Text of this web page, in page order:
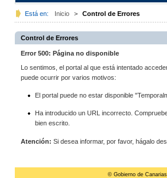
Está en: Inicio > Control de Errores
Control de Errores
Error 500: Página no disponible
Lo sentimos, el portal al que está intentado
puede ocurrir por varios motivos:
El portal puede no estar disponible
Ha introducido un URL incorrecto.
bien escrito.
Atención: Si desea informar, por favor, hágalo
© Gobierno de Canarias